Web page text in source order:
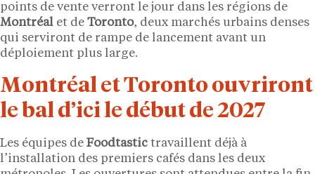
points de vente verront le jour dans les régions de
Montréal et de Toronto, deux marchés urbains denses
qui serviront de rampe de lancement avant un
déploiement plus large.
Montréal et Toronto ouvriront
le bal d’ici le début de 2027
Les équipes de Foodtastic travaillent déjà à
l’installation des premiers cafés dans les deux